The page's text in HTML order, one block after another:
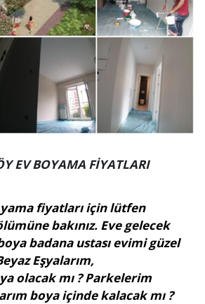
EV BOYAMA FİYATLARI
fiyatları için lütfen
bakınız. Eve gelecek
badana ustası evimi güzel
Eşyalarım,
olacak mı ? Parkelerim
boya içinde kalacak mı ?